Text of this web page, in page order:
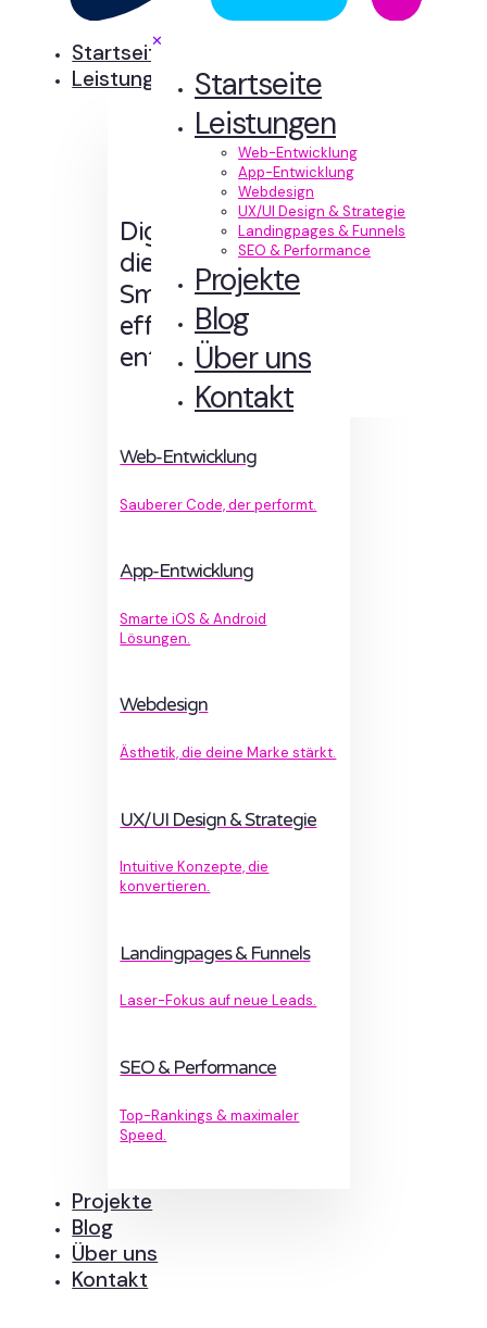
✕
Startseite
Leistungen
Web-Entwicklung
App-Entwicklung
Webdesign
UX/UI Design & Strategie
Landingpages & Funnels
SEO & Performance
Projekte
Blog
Über uns
Kontakt
Startseite
Leistungen
Digitale Erlebnisse,
die Sinn machen.
Smart designt und
effizient
entwickelt.
Web-Entwicklung
Sauberer Code, der performt.
App-Entwicklung
Smarte iOS & Android
Lösungen.
Webdesign
Ästhetik, die deine Marke stärkt.
UX/UI Design & Strategie
Intuitive Konzepte, die
konvertieren.
Landingpages & Funnels
Laser-Fokus auf neue Leads.
SEO & Performance
Top-Rankings & maximaler
Speed.
Projekte
Blog
Über uns
Kontakt